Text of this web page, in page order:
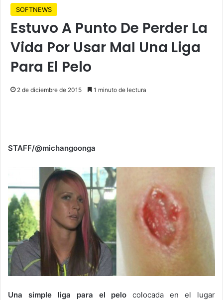
SOFTNEWS
Estuvo A Punto De Perder La
Vida Por Usar Mal Una Liga
Para El Pelo
2 de diciembre de 2015 1 minuto de lectura
STAFF/@michangoonga
Una simple liga para el pelo colocada en el lugar